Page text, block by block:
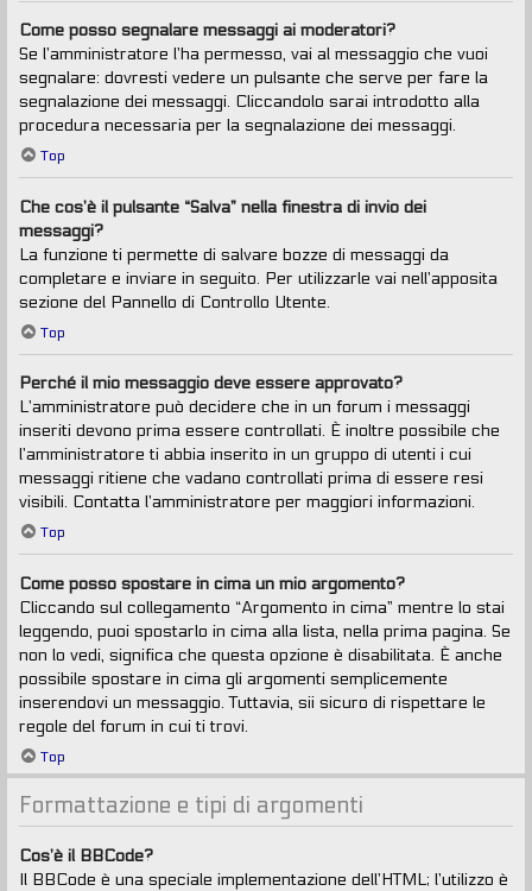
Come posso segnalare messaggi ai moderatori?
Se l’amministratore l’ha permesso, vai al messaggio che vuoi
segnalare: dovresti vedere un pulsante che serve per fare la
segnalazione dei messaggi. Cliccandolo sarai introdotto alla
procedura necessaria per la segnalazione dei messaggi.
Top
Che cos’è il pulsante “Salva” nella finestra di invio dei
messaggi?
La funzione ti permette di salvare bozze di messaggi da
completare e inviare in seguito. Per utilizzarle vai nell’apposita
sezione del Pannello di Controllo Utente.
Top
Perché il mio messaggio deve essere approvato?
L’amministratore può decidere che in un forum i messaggi
inseriti devono prima essere controllati. È inoltre possibile che
l’amministratore ti abbia inserito in un gruppo di utenti i cui
messaggi ritiene che vadano controllati prima di essere resi
visibili. Contatta l’amministratore per maggiori informazioni.
Top
Come posso spostare in cima un mio argomento?
Cliccando sul collegamento “Argomento in cima” mentre lo stai
leggendo, puoi spostarlo in cima alla lista, nella prima pagina. Se
non lo vedi, significa che questa opzione è disabilitata. È anche
possibile spostare in cima gli argomenti semplicemente
inserendovi un messaggio. Tuttavia, sii sicuro di rispettare le
regole del forum in cui ti trovi.
Top
Formattazione e tipi di argomenti
Cos’è il BBCode?
Il BBCode è una speciale implementazione dell’HTML; l’utilizzo è